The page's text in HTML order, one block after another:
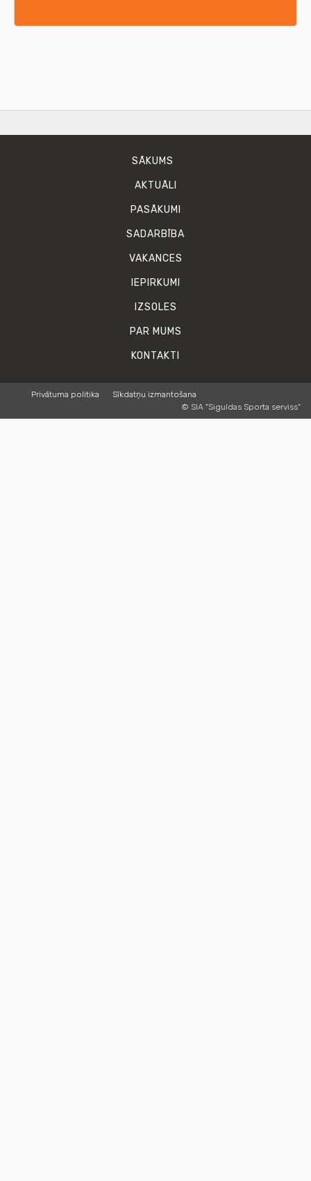
SĀKUMS
AKTUĀLI
PASĀKUMI
SADARBĪBA
VAKANCES
IEPIRKUMI
IZSOLES
PAR MUMS
KONTAKTI
Privātuma politika
Sīkdatņu izmantošana
© SIA "Siguldas Sporta serviss"